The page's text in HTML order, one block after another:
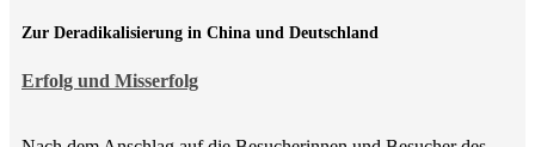
Erfolg und Misserfolg
Zur Deradikalisierung in China und Deutschland